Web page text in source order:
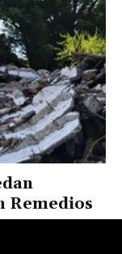
Remedios